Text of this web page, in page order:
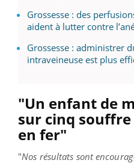
Grossesse : des
aident à lutter contre
Grossesse : administrer
intraveineuse est plus
"Un enfant de
sur cinq souffre
en fer"
"Nos résultats sont